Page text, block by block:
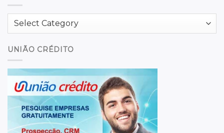
UNIÃO CRÉDITO